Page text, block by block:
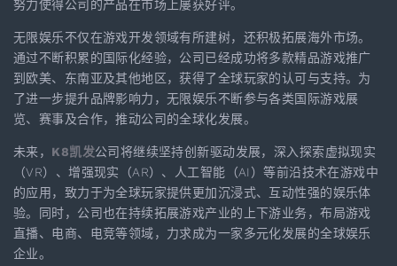
努力使得公司的产品在市场上屡获好评。
无限娱乐不仅在游戏开发领域有所建树，还积极拓展海外市场。
通过不断积累的国际化经验，公司已经成功将多款精品游戏推广
到欧美、东南亚及其他地区，获得了全球玩家的认可与支持。为
了进一步提升品牌影响力，无限娱乐不断参与各类国际游戏展
览、赛事及合作，推动公司的全球化发展。
未来， K8凯发公司将继续坚持创新驱动发展，深入探索虚拟现实
（VR）、增强现实（AR）、人工智能（AI）等前沿技术在游戏中
的应用，致力于为全球玩家提供更加沉浸式、互动性强的娱乐体
验。同时，公司也在持续拓展游戏产业的上下游业务，布局游戏
直播、电商、电竞等领域，力求成为一家多元化发展的全球娱乐
企业。